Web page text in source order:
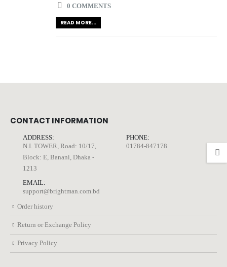
0 COMMENTS
READ MORE...
CONTACT INFORMATION
ADDRESS:
N.I. TOWER, Road: 10/17,
Block: E, Banani, Dhaka -
1213
PHONE:
01784-847178
EMAIL:
support@brightman.com.bd
Order history
Return or Exchange Policy
Privacy Policy